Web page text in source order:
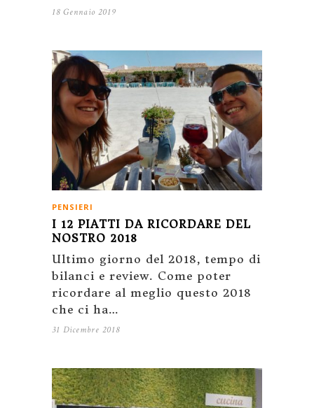
18 Gennaio 2019
PENSIERI
I 12 PIATTI DA RICORDARE DEL
NOSTRO 2018
Ultimo giorno del 2018, tempo di
bilanci e review. Come poter
ricordare al meglio questo 2018
che ci ha…
31 Dicembre 2018